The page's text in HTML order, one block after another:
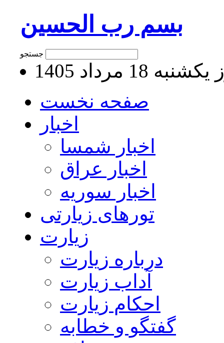
بسم رب الحسین
18 مرداد 1405
صفحه نخست
اخبار
اخبار شمسا
اخبار عراق
اخبار سوریه
تورهای زیارتی
زیارت
درباره زیارت
آداب زیارت
احکام زیارت
گفتگو و خطابه